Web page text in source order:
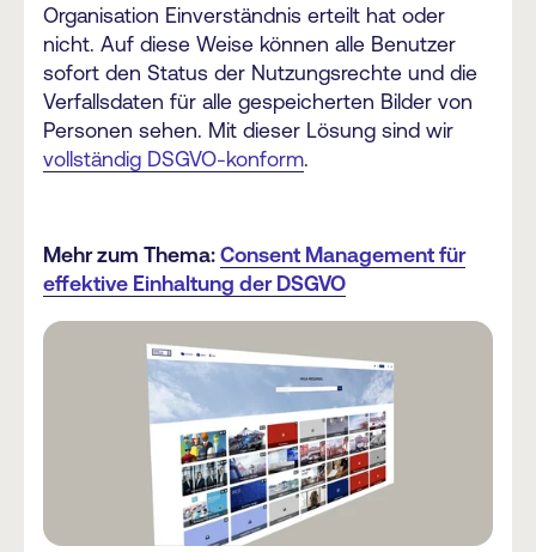
Organisation Einverständnis erteilt hat oder
nicht. Auf diese Weise können alle Benutzer
sofort den Status der Nutzungsrechte und die
Verfallsdaten für alle gespeicherten Bilder von
Personen sehen. Mit dieser Lösung sind wir
vollständig DSGVO-konform.
Mehr zum Thema: Consent Management für
effektive Einhaltung der DSGVO